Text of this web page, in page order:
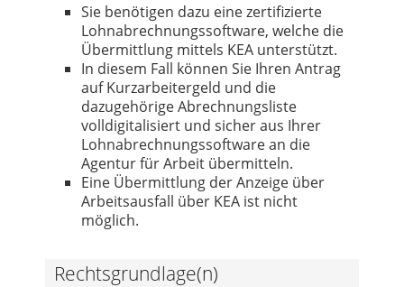
Sie benötigen dazu eine zertifizierte
Lohnabrechnungssoftware, welche die
Übermittlung mittels KEA unterstützt.
In diesem Fall können Sie Ihren Antrag
auf Kurzarbeitergeld und die
dazugehörige Abrechnungsliste
volldigitalisiert und sicher aus Ihrer
Lohnabrechnungssoftware an die
Agentur für Arbeit übermitteln.
Eine Übermittlung der Anzeige über
Arbeitsausfall über KEA ist nicht
möglich.
Rechtsgrundlage(n)